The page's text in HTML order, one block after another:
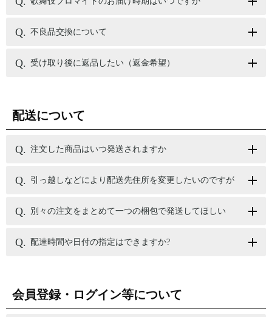
不良品交換について
受け取り後に返品したい（返金希望）
配送について
注文した商品はいつ発送されますか
引っ越しなどにより配送先住所を変更したいのですが
別々の注文をまとめて一つの梱包で発送してほしい
配達時間や日付の指定はできますか?
会員登録・ログイン等について